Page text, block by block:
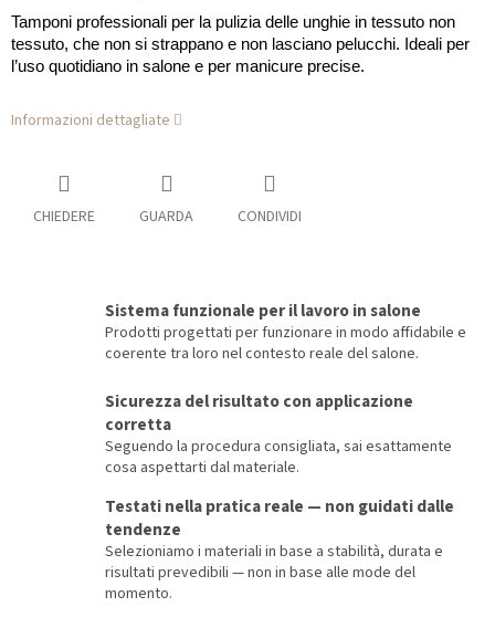
Tamponi professionali per la pulizia delle unghie in tessuto non
tessuto, che non si strappano e non lasciano pelucchi. Ideali per
l’uso quotidiano in salone e per manicure precise.
Informazioni dettagliate
CHIEDERE GUARDA CONDIVIDI
Sistema funzionale per il lavoro in salone
Prodotti progettati per funzionare in modo affidabile e
coerente tra loro nel contesto reale del salone.
Sicurezza del risultato con applicazione
corretta
Seguendo la procedura consigliata, sai esattamente
cosa aspettarti dal materiale.
Testati nella pratica reale — non guidati dalle
tendenze
Selezioniamo i materiali in base a stabilità, durata e
risultati prevedibili — non in base alle mode del
momento.